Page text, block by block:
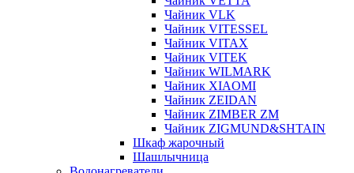
Чайник VLK
Чайник VITESSEL
Чайник VITAX
Чайник VITEK
Чайник WILMARK
Чайник XIAOMI
Чайник ZEIDAN
Чайник ZIMBER ZM
Чайник ZIGMUND&SHTAIN
Шкаф жарочный
Шашлычница